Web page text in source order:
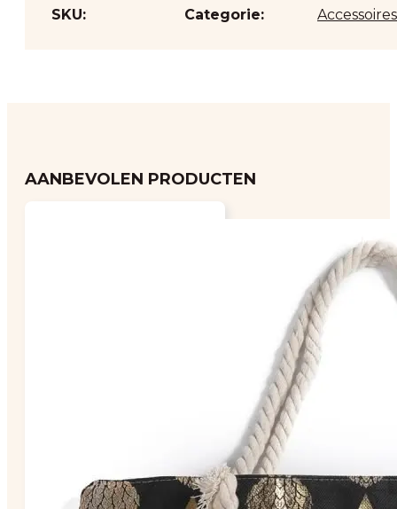
SKU: Categorie: Accessoires
AANBEVOLEN PRODUCTEN